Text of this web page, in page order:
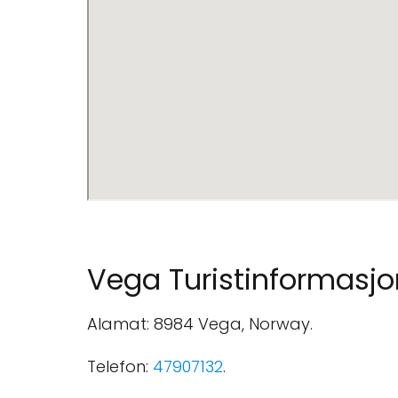
Vega
Alamat: 8984 Vega, Norway.
Telefon: 47907132.